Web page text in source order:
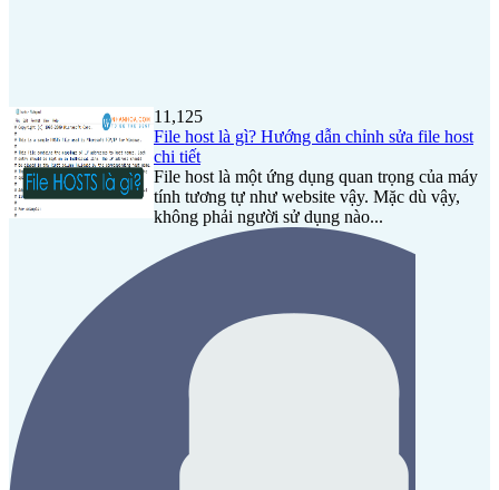
11,125
File host là gì? Hướng dẫn chỉnh sửa file host
chi tiết
File host là một ứng dụng quan trọng của máy
tính tương tự như website vậy. Mặc dù vậy,
không phải người sử dụng nào...